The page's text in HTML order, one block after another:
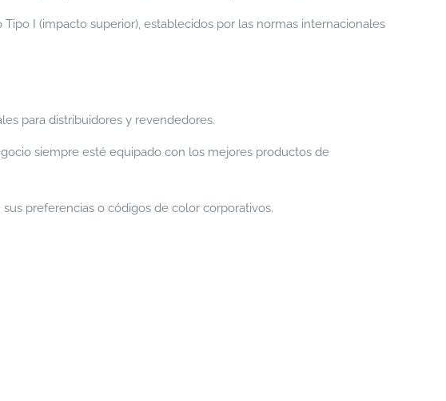
I (impacto superior), establecidos por las normas internacionales
para distribuidores y revendedores.
siempre esté equipado con los mejores productos de
preferencias o códigos de color corporativos.